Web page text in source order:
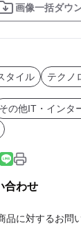
画像一括ダウ
タイル テクノ
その他IT・インタ
合わせ
品に対するお問